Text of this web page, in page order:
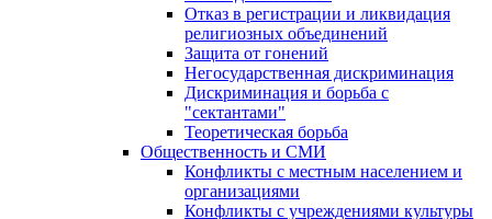
Отказ в регистрации и ликвидация
религиозных объединений
Защита от гонений
Негосударственная дискриминация
Дискриминация и борьба с
"сектантами"
Теоретическая борьба
Общественность и СМИ
Конфликты с местным населением и
организациями
Конфликты с учреждениями культуры